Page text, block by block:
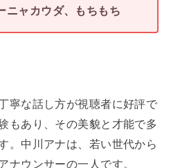
ニャカウダ、もちもち
寧な話し方が視聴者に好評で
もあり、その美貌と才能で多
。中川アナは、若い世代から
ナウンサーの一人です。